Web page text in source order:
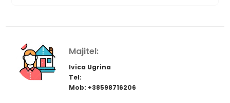
Majitel:
Ivica Ugrina
Tel:
Mob: +38598716206